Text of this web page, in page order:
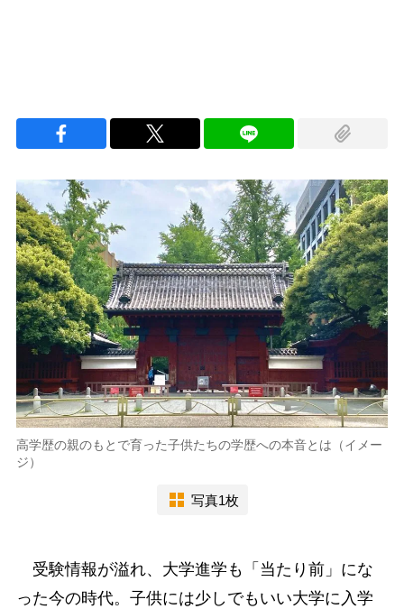
高学歴の親のもとで育った子供たちの学歴への本音とは（イメー
ジ）
写真1枚
受験情報が溢れ、大学進学も「当たり前」にな
った今の時代。子供には少しでもいい大学に入学